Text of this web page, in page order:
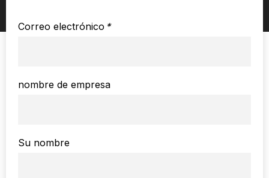
*
Correo electrónico
nombre de empresa
Su nombre